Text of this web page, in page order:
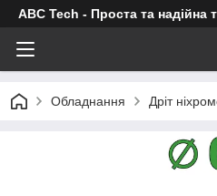
ABC Tech - Проста та надійна
Обладнання Дріт